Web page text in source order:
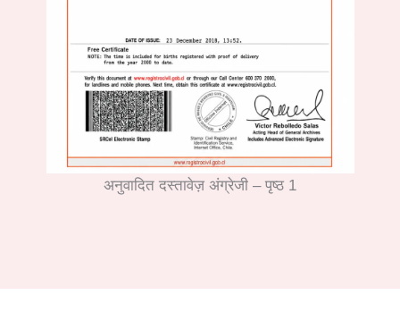
अनुवादित दस्तावेज़ अंग्रेजी – पृष्ठ 1